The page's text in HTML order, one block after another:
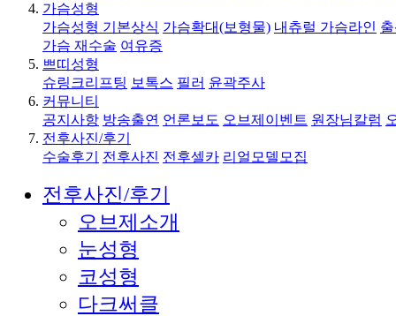
가슴성형
가슴성형 기본상식 가슴확대(보형물) 내츄럴 가슴라인
가슴 재수술 여유증
쁘띠성형
슈링크리프팅 보톡스 필러 윤곽주사
커뮤니티
공지사항 방송출연 언론보도 오브제이벤트 원장님칼럼
전후사진/후기
수술후기
전후사진 전후셀카 리얼모델모집
전후사진/후기
오브제소개
눈성형
코성형
다크써클